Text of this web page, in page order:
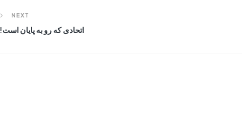
NEXT
اتحادی که رو به پایان است!